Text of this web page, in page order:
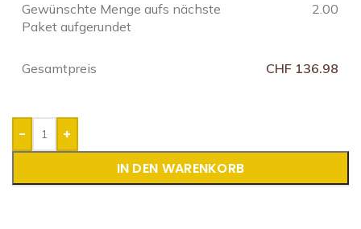
Gewünschte Menge aufs nächste
Paket aufgerundet
2.00
Gesamtpreis CHF 136.98
-
+
IN DEN WARENKORB